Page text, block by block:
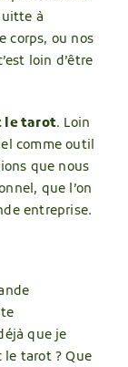
à
corps, ou nos
loin d’être
le tarot. Loin
comme outil
que nous
que l’on
entreprise.
que je
le tarot ? Que